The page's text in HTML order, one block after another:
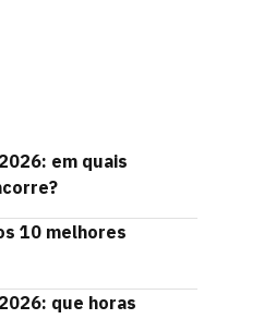
em quais
10 melhores
que horas